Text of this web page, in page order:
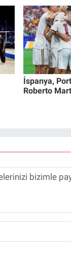
İspanya,
Roberto